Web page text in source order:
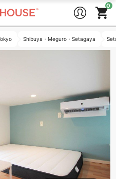
Shibuya・Meguro・Setagaya